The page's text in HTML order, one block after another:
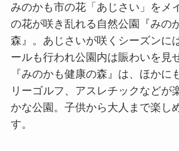
みのかも市の花「あじさい」をメ
の花が咲き乱れる自然公園『みの
森』。あじさいが咲くシーズンに
ールも行われ公園内は賑わいを見
『みのかも健康の森』は、ほかに
リーゴルフ、アスレチックなどが
かな公園。子供から大人まで楽し
す。